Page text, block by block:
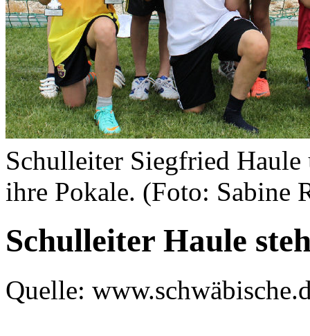
Schulleiter Siegfried
ihre Pokale. (Foto: Sabine
Schulleiter Haule
Quelle: